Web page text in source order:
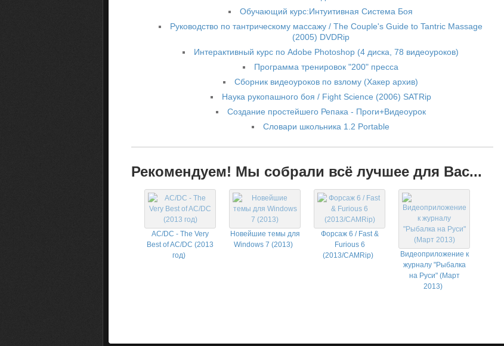
Обучающий курс:Интуитивная Система Боя
Руководство по тантрическому массажу / The Couple's Guide to Tantric Massage
(2005) DVDRip
Интерактивный курс по Adobe Photoshop (4 диска, 78 видеоуроков)
Программа тренировок "200" пресса
Сборник видеоуроков по взлому (Хакер архив)
Наука рукопашного боя / Fight Science (2006) SATRip
Создание простейшего Репака - Проги+Видеоурок
Словари школьника 1.2 Portable
Рекомендуем! Мы собрали всё лучшее для Вас...
AC/DC - The Very
Best of AC/DC (2013
год)
Новейшие темы для
Windows 7 (2013)
Форсаж 6 / Fast &
Furious 6
(2013/CAMRip)
Видеоприложение к
журналу "Рыбалка
на Руси" (Март
2013)